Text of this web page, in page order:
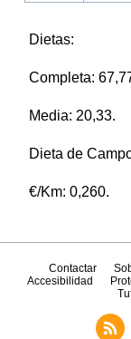
Dietas:
Completa:
Media: 20,33.
Dieta de
€/Km: 0,260.
Contactar
Accesibilidad